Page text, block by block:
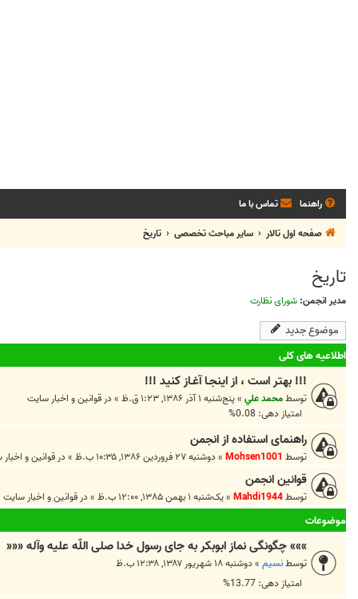
راهنما
تماس با ما
صفحه اول تالار
سایر مباحث تخصصی تاريخ
تاريخ
مدیر انجمن: شورای نظارت
موضوع جدید
اطلاعیه های کلی
!!! بهتر است ، از اينجـا آغـاز کنيد !!!
توسطمحمد علي »پنج‌شنبه ۱ آذر ۱۳۸۶, ۱:۲۳ ق.ظ » در قوانين و اخبار سايت
امتیاز دهی: 0.08%
راهنمای استفاده از انجمن
توسط Mohsen1001
» دوشنبه ۲۷ فروردین ۱۳۸۶, ۱۰:۳۵ ب.ظ » در قوانين و
قوانین انجمن
توسطMahdi1944
»یک‌شنبه ۱ بهمن ۱۳۸۵, ۱۲:۰۰ ب.ظ » در قوانين و اخبار سايت
موضوعات
»»» چگونگى نماز ابوبكر به جاى رسول خدا صلى اللّه عليه وآله «««
توسطنسيم » دوشنبه ۱۸ شهریور ۱۳۸۷, ۱۲:۳۸ ب.ظ
امتیاز دهی: 13.77%